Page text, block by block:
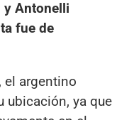
y Antonelli
fue de
el argentino
ubicación, ya que